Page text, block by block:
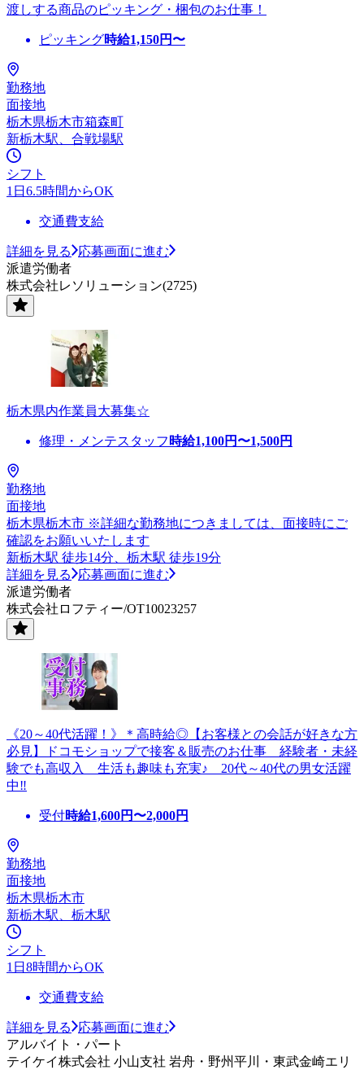
渡しする商品のピッキング・梱包のお仕事！
ピッキング時給1,150円〜
勤務地
面接地
栃木県栃木市箱森町
新栃木駅、合戦場駅
シフト
1日6.5時間からOK
交通費支給
詳細を見る
応募画面に進む
派遣労働者
株式会社レソリューション(2725)
栃木県内作業員大募集☆
修理・メンテスタッフ 時給1,100円〜1,500円
勤務地
面接地
栃木県栃木市 ※詳細な勤務地につきましては、面接時にご
確認をお願いいたします
新栃木駅 徒歩14分、栃木駅 徒歩19分
詳細を見る
応募画面に進む
派遣労働者
株式会社ロフティー/OT10023257
《20～40代活躍！》＊高時給◎【お客様との会話が好きな方
必見】ドコモショップで接客＆販売のお仕事 経験者・未経
験でも高収入 生活も趣味も充実♪ 20代～40代の男女活躍
中‼
受付時給1,600円〜2,000円
勤務地
面接地
栃木県栃木市
新栃木駅、栃木駅
シフト
1日8時間からOK
交通費支給
詳細を見る
応募画面に進む
アルバイト・パート
テイケイ株式会社 小山支社 岩舟・野州平川・東武金崎エリ